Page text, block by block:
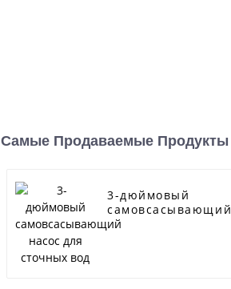
Самые Продаваемые Продукты
3-дюймовый
самовсасывающий
насос для сточных